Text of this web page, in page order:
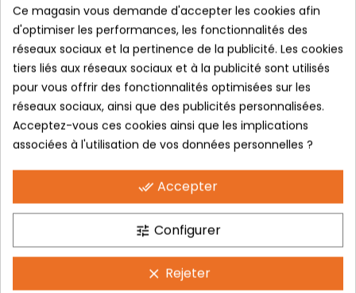
Sand
34,90 €
0
Mountain
19,90 €
0
Ce magasin vous demande d'accepter les cookies afin
d'optimiser les performances, les fonctionnalités des
réseaux sociaux et la pertinence de la publicité. Les cookies
tiers liés aux réseaux sociaux et à la publicité sont utilisés
pour vous offrir des fonctionnalités optimisées sur les
réseaux sociaux, ainsi que des publicités personnalisées.
Acceptez-vous ces cookies ainsi que les implications
associées à l'utilisation de vos données personnelles ?
done_all Accepter
tune Configurer
clear Rejeter